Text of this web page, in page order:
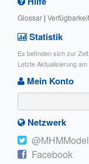
Glossar |
Statistik
Es befinden sich zur
Letzte Aktualisierung
Mein Konto
Netzwerk
Facebook